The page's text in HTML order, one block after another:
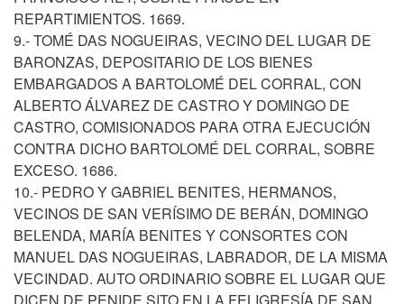
REPARTIMIENTOS. 1669.
9.- TOMÉ DAS NOGUEIRAS, VECINO DEL LUGAR DE
BARONZAS, DEPOSITARIO DE LOS BIENES
EMBARGADOS A BARTOLOMÉ DEL CORRAL, CON
ALBERTO ÁLVAREZ DE CASTRO Y DOMINGO DE
CASTRO, COMISIONADOS PARA OTRA EJECUCIÓN
CONTRA DICHO BARTOLOMÉ DEL CORRAL, SOBRE
EXCESO. 1686.
10.- PEDRO Y GABRIEL BENITES, HERMANOS,
VECINOS DE SAN VERÍSIMO DE BERÁN, DOMINGO
BELENDA, MARÍA BENITES Y CONSORTES CON
MANUEL DAS NOGUEIRAS, LABRADOR, DE LA MISMA
VECINDAD. AUTO ORDINARIO SOBRE EL LUGAR QUE
DICEN DE PENIDE SITO EN LA FELIGRESÍA DE SAN